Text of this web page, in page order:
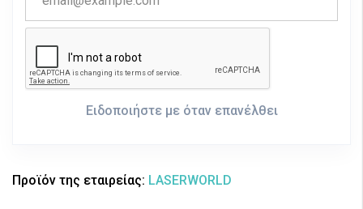
Ειδοποιήστε με όταν επανέλθει
Προϊόν της εταιρείας: LASERWORLD